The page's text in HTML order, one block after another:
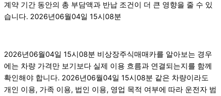
계약 기간 동안의 총 부담액과 반납 조건이 더 큰 영향을 줄 수 있
습니다. 2026년06월04일 15시08분
2026년06월04일 15시08분 비상장주식매매카를 알아보는 경우
에는 차량 가격만 보기보다 실제 이용 흐름과 연결되는지를 함께
확인해야 합니다. 2026년06월04일 15시08분 같은 차량이라도
개인 이용, 가족 이용, 법인 이용, 영업 목적 여부에 따라 운전자 범